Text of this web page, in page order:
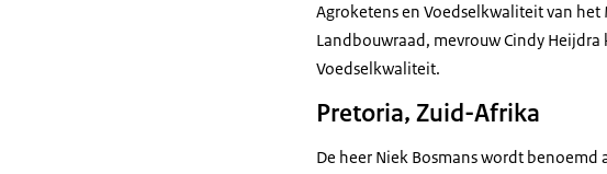
Agroketens en Voedselkwaliteit van
Landbouwraad, mevrouw Cindy
Voedselkwaliteit.
Pretoria, Zuid-Afrika
De heer Niek Bosmans wordt